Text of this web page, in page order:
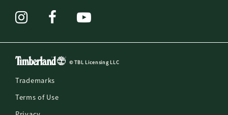
© TBL Licensing LLC
Trademarks
Terms of Use